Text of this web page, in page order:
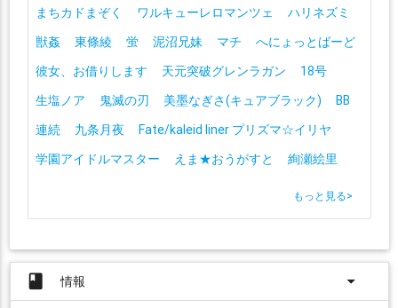
まちカドまぞく
ワルキューレロマンツェ
ハリネズミ
獣姦
東條綾 蛍 泥沼兄妹 マチ
へにょっとばーど
彼女、お借りします
天元突破グレンラガン
18号
生塩ノア
鬼滅の刃 美墨なぎさ(キュアブラック)
BB
連続
九条月夜
Fate/kaleid liner プリズマ☆イリヤ
学園アイドルマスター
えま★おうがすと 絢瀬絵里
もっと見る>
book 情報
arrow_drop_down